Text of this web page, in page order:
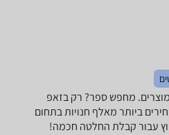
ספרים ‏קמילה ריד -נמצאו 8 מוצרים. מחפש ספר? רק בזאפ
ביותר מאלף חנויות בתחום
עבור קבלת החלטה חכמה!